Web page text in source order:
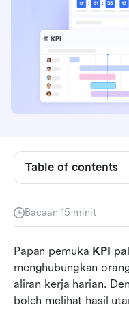
Bacaan 15 minit
Papan pemuka KPI
menghubungkan
aliran kerja harian.
boleh melihat hasil
Table of contents
Apakah papan
Cara menetapkan
meningkatkan
Papan pemuka KPI
Capai matlamat
sebenar
Mengapa papan
daripada